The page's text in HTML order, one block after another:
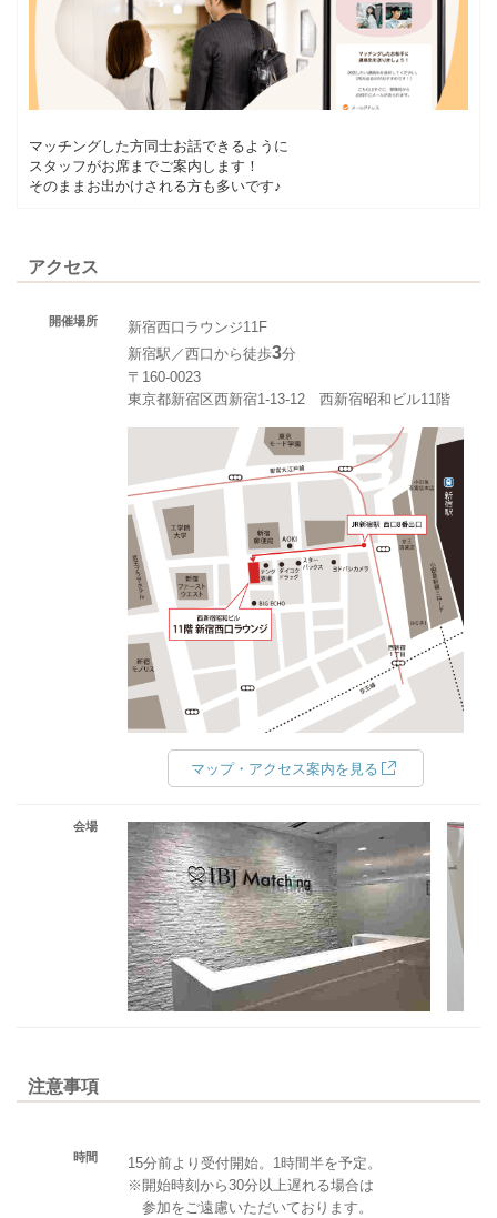
マッチングした方同士お話できるように
スタッフがお席までご案内します！
そのままお出かけされる方も多いです♪
アクセス
開催場所
新宿西口ラウンジ11F
新宿駅／西口から徒歩3分
〒160-0023
東京都新宿区西新宿1-13-12 西新宿昭和ビル11階
マップ・アクセス案内を見る
会場
注意事項
時間
15分前より受付開始。1時間半を予定。
※開始時刻から30分以上遅れる場合は
参加をご遠慮いただいております。